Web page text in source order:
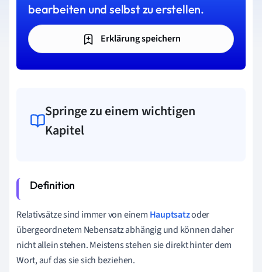
bearbeiten und selbst zu erstellen.
Erklärung speichern
Springe zu einem wichtigen
Kapitel
Relativsätze sind immer von einem Hauptsatzoder
übergeordnetem Nebensatz abhängig und können daher
nicht allein stehen. Meistens stehen sie direkt hinter dem
Wort, auf das sie sich beziehen.